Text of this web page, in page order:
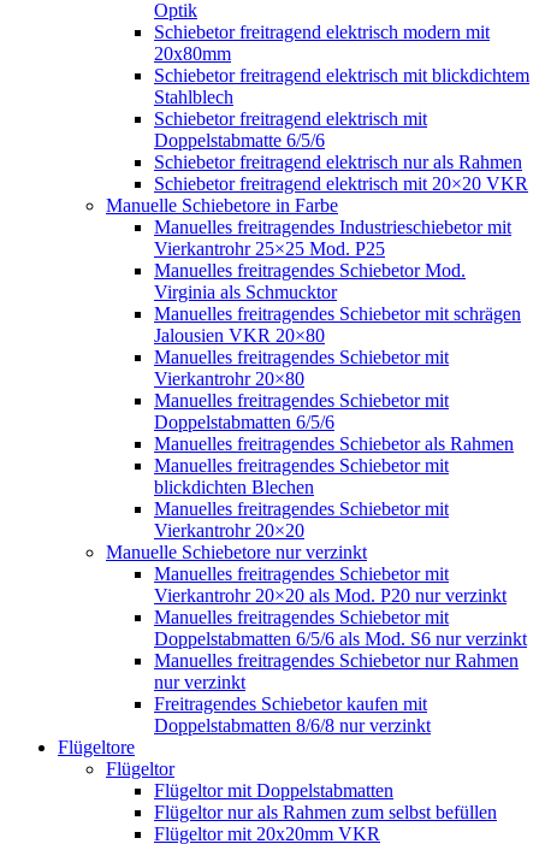
Optik
Schiebetor freitragend elektrisch modern mit
20x80mm
Schiebetor freitragend elektrisch mit blickdichtem
Stahlblech
Schiebetor freitragend elektrisch mit
Doppelstabmatte 6/5/6
Schiebetor freitragend elektrisch nur als Rahmen
Schiebetor freitragend elektrisch mit 20×20 VKR
Manuelle Schiebetore in Farbe
Manuelles freitragendes Industrieschiebetor mit
Vierkantrohr 25×25 Mod. P25
Manuelles freitragendes Schiebetor Mod.
Virginia als Schmucktor
Manuelles freitragendes Schiebetor mit schrägen
Jalousien VKR 20×80
Manuelles freitragendes Schiebetor mit
Vierkantrohr 20×80
Manuelles freitragendes Schiebetor mit
Doppelstabmatten 6/5/6
Manuelles freitragendes Schiebetor als Rahmen
Manuelles freitragendes Schiebetor mit
blickdichten Blechen
Manuelles freitragendes Schiebetor mit
Vierkantrohr 20×20
Manuelle Schiebetore nur verzinkt
Manuelles freitragendes Schiebetor mit
Vierkantrohr 20×20 als Mod. P20 nur verzinkt
Manuelles freitragendes Schiebetor mit
Doppelstabmatten 6/5/6 als Mod. S6 nur verzinkt
Manuelles freitragendes Schiebetor nur Rahmen
nur verzinkt
Freitragendes Schiebetor kaufen mit
Doppelstabmatten 8/6/8 nur verzinkt
Flügeltore
Flügeltor
Flügeltor mit Doppelstabmatten
Flügeltor nur als Rahmen zum selbst befüllen
Flügeltor mit 20x20mm VKR